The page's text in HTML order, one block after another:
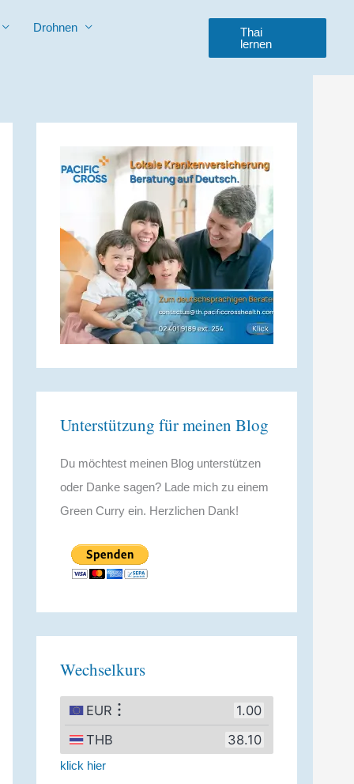
Drohnen
Thai
lernen
Unterstützung für meinen Blog
Du möchtest meinen Blog unterstützen
oder Danke sagen? Lade mich zu einem
Green Curry ein. Herzlichen Dank!
Wechselkurs
klick hier